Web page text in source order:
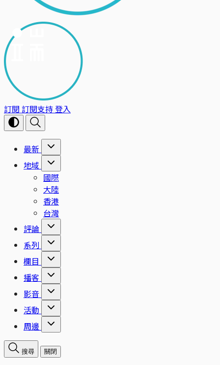
訂閱 訂閱支持登入
最新
地域
國際
大陸
香港
台灣
評論
系列
欄目
播客
影音
活動
周邊
搜尋 關閉